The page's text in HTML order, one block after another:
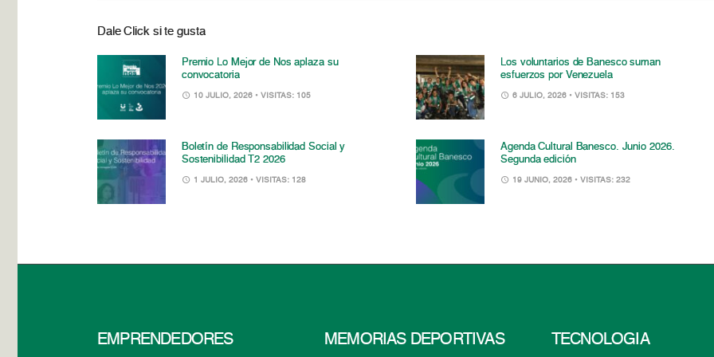
Dale Click si te gusta
Premio Lo Mejor de Nos aplaza su
convocatoria
10 JULIO, 2026 • VISITAS: 105
Los voluntarios de Banesco suman
esfuerzos por Venezuela
6 JULIO, 2026 • VISITAS: 153
Boletín de Responsabilidad Social y
Sostenibilidad T2 2026
1 JULIO, 2026 • VISITAS: 128
Agenda Cultural Banesco. Junio 2026.
Segunda edición
19 JUNIO, 2026 • VISITAS: 232
EMPRENDEDORES MEMORIAS DEPORTIVAS TECNOLOGÍA